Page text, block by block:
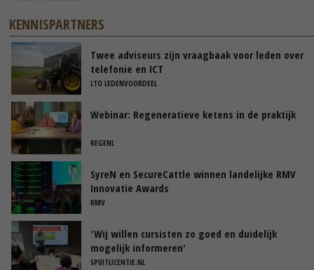
KENNISPARTNERS
Twee adviseurs zijn vraagbaak voor leden over
telefonie en ICT
LTO LEDENVOORDEEL
Webinar: Regeneratieve ketens in de praktijk
REGENL
SyreN en SecureCattle winnen landelijke RMV
Innovatie Awards
RMV
'Wij willen cursisten zo goed en duidelijk
mogelijk informeren'
SPUITLICENTIE.NL